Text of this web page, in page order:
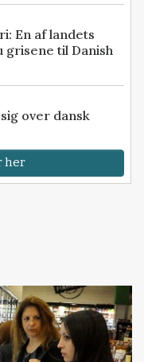
En af landets
til Danish
over dansk
her